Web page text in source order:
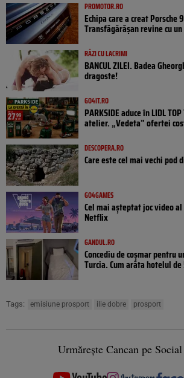
PROMOTOR.RO
Echipa care a creat Porsche
Transfăgărășan revine cu
RÂZI CU LACRIMI
BANCUL ZILEI. Badea
dragoste!
GO4IT.RO
PARKSIDE aduce în LIDL
atelier. „Vedeta” ofertei
DESCOPERA.RO
Care este cel mai vechi pod
GO4GAMES
Cel mai așteptat joc video
Netflix
GANDUL.RO
Concediu de coșmar pentru
Turcia. Cum arăta hotelul
Tags: emisiune prosport ilie dobre prosport
Urmărește Cancan pe